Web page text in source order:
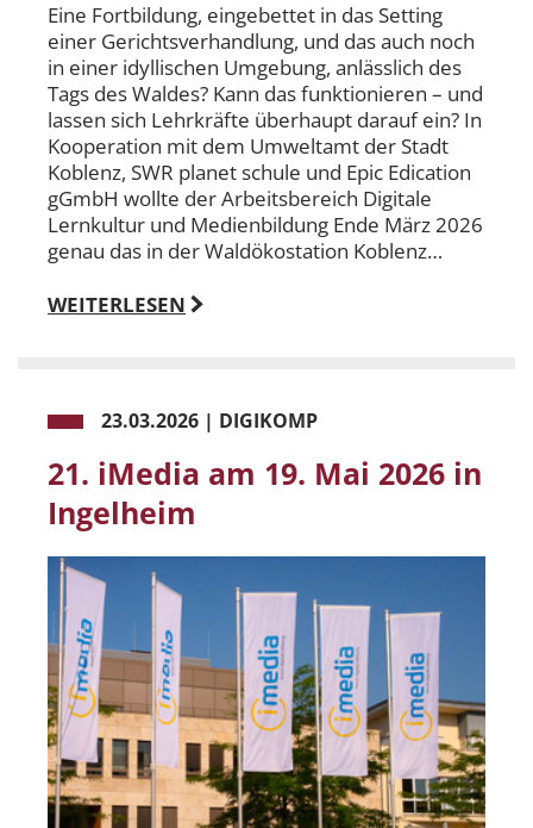
Eine Fortbildung, eingebettet in das Setting
einer Gerichtsverhandlung, und das auch noch
in einer idyllischen Umgebung, anlässlich des
Tags des Waldes? Kann das funktionieren – und
lassen sich Lehrkräfte überhaupt darauf ein? In
Kooperation mit dem Umweltamt der Stadt
Koblenz, SWR planet schule und Epic Edication
gGmbH wollte der Arbeitsbereich Digitale
Lernkultur und Medienbildung Ende März 2026
genau das in der Waldökostation Koblenz…
WEITERLESEN
23.03.2026 | DIGIKOMP
21. iMedia am 19. Mai 2026 in
Ingelheim